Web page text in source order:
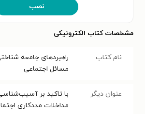
نصب
مشخصات کتاب الکترونیکی
نام کتاب
راهبردهای جامعه
مسائل اجتماعی
عنوان دیگر
با تاکید بر آسیب‌شناسی
مداخلات مددکاری